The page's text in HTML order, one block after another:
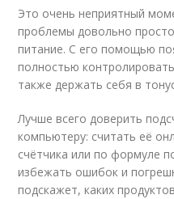
Это очень неприятный
проблемы довольно
питание. С его помощью
полностью
также держать себя в
Лучше всего доверить
компьютеру: считать её
счётчика или по формуле
избежать ошибок и
подскажет, каких